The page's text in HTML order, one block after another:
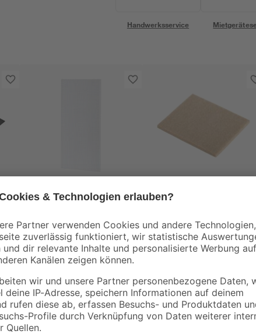
Handwerksservice
x 100 mm
3,79€
20 x 10 cm
4,99€
Nutzen Sie dieses individuell